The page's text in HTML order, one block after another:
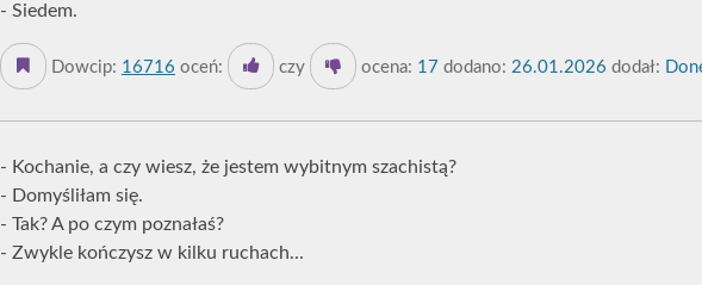
- Siedem.
Dowcip: 16716 oceń: czy ocena: 17 dodano: 26.01.2026 dodał:
- Kochanie, a czy wiesz, że jestem wybitnym szachistą?
- Domyśliłam się.
- Tak? A po czym poznałaś?
- Zwykle kończysz w kilku ruchach...